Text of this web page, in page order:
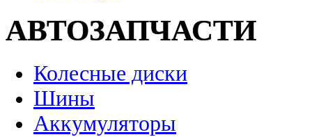
АВТОЗАПЧАСТИ
Колесные диски
Шины
Аккумуляторы